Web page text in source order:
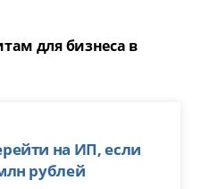
для бизнеса в
на ИП, если
рублей